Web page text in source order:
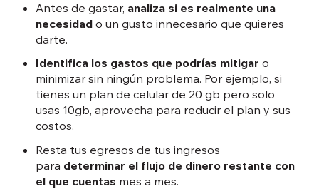
Antes de gastar, analiza si es realmente una
necesidad o un gusto innecesario que quieres
darte.
Identifica los gastos que podrías mitigar o
minimizar sin ningún problema. Por ejemplo, si
tienes un plan de celular de 20 gb pero solo
usas 10gb, aprovecha para reducir el plan y sus
costos.
Resta tus egresos de tus ingresos
para determinar el flujo de dinero restante con
el que cuentas mes a mes.